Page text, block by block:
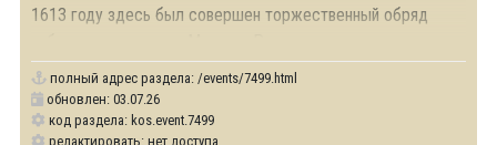
1613 году здесь был совершен торжественный обряд
полный адрес раздела: /events/7499.html
обновлен: 03.07.26
код раздела: kos.event.7499
редактировать: нет доступа